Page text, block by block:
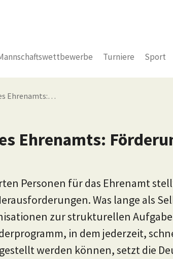
Turniere Sport
Ehrenamts:…
Ehrenamts:
Personen für das Ehrenamt
Was lange als
zur strukturellen
in dem jederzeit,
werden können, setzt die